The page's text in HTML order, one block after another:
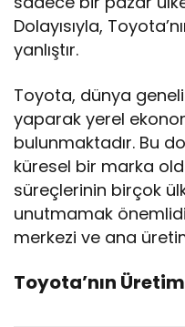
Dolayısıyla,
yanlıştır.
Toyota, dünya
yaparak yerel
bulunmaktadır. Bu
küresel bir marka
süreçlerinin birçok
unutmamak
merkezi ve ana
Toyota’nın